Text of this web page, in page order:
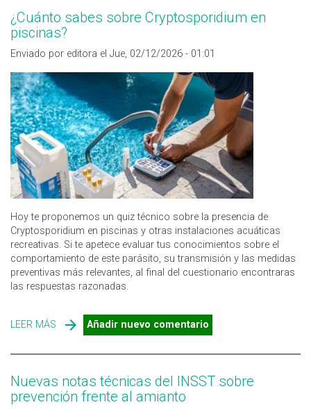
¿Cuánto sabes sobre Cryptosporidium en
piscinas?
Enviado por editora el Jue, 02/12/2026 - 01:01
Hoy te proponemos un quiz técnico sobre la presencia de
Cryptosporidium en piscinas y otras instalaciones acuáticas
recreativas. Si te apetece evaluar tus conocimientos sobre el
comportamiento de este parásito, su transmisión y las medidas
preventivas más relevantes, al final del cuestionario encontraras
las respuestas razonadas.
LEER MÁS SOBRE ¿CUÁNTO SABES SOBRE CRYPTOSPORIDIUM EN
PISCINAS?
Añadir nuevo comentario
Nuevas notas técnicas del INSST sobre
prevención frente al amianto